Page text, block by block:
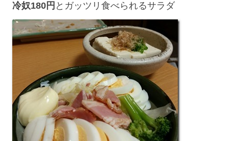
冷奴180円 とガッツリ食べられるサラダ